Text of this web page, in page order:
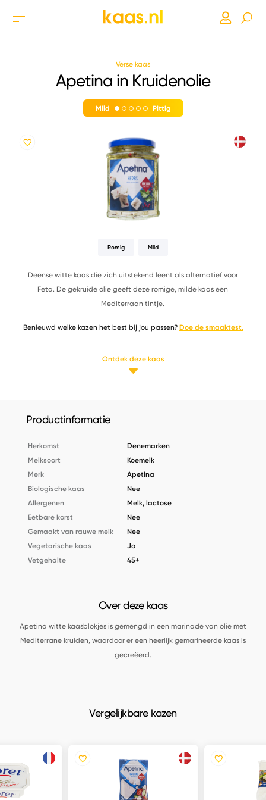
Verse kaas
Apetina in Kruidenolie
Mild Pittig
Romig Mild
Deense witte kaas die zich uitstekend leent als alternatief voor
Feta. De gekruide olie geeft deze romige, milde kaas een
Mediterraan tintje.
Benieuwd welke kazen het best bij jou passen? Doe de smaaktest.
Ontdek deze kaas
Productinformatie
Herkomst
Denemarken
Melksoort
Koemelk
Merk
Apetina
Biologische kaas
Nee
Allergenen
Melk, lactose
Eetbare korst
Nee
Gemaakt van rauwe melk
Nee
Vegetarische kaas
Ja
Vetgehalte
45+
Over deze kaas
Apetina witte kaasblokjes is gemengd in een marinade van olie met
Mediterrane kruiden, waardoor er een heerlijk gemarineerde kaas is
gecreëerd.
Vergelijkbare kazen